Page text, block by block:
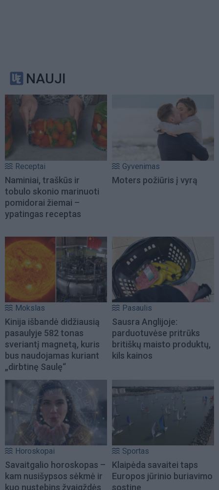
NAUJI
Receptai
Naminiai, traškūs ir
tobulo skonio marinuoti
pomidorai žiemai –
ypatingas receptas
Gyvenimas
Moters požiūris į vyrą
Mokslas
Kinija išbandė didžiausią
pasaulyje 582 tonas
sveriantį magnetą, kuris
bus naudojamas kuriant
„dirbtinę Saulę“
Pasaulis
Sausra Anglijoje:
parduotuvėse pritrūks
britiškų maisto produktų,
kils kainos
Horoskopai
Savaitgalio horoskopas –
kam nusišypsos sėkmė ir
kuo nustebins žvaigždės
Sportas
Klaipėda savaitei taps
Europos jūrinio buriavimo
sostine